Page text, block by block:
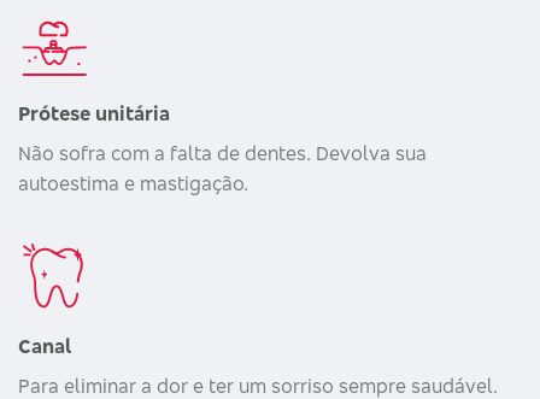
Prótese unitária
Não sofra com a falta de dentes. Devolva sua
autoestima e mastigação.
Canal
Para eliminar a dor e ter um sorriso sempre saudável.